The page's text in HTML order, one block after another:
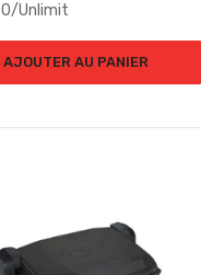
0/Unlimit
AJOUTER AU PANIER